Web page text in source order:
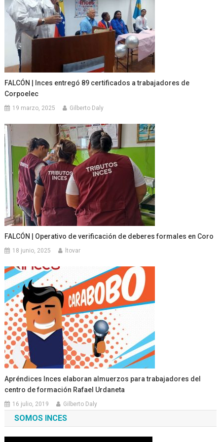
FALCÓN | Inces entregó 89 certificados a trabajadores de
Corpoelec
19 marzo, 2025 Gilberto Daly
FALCÓN | Operativo de verificación de deberes formales en Coro
18 junio, 2025 ltovar
Apréndices Inces elaboran almuerzos para trabajadores del
centro de formación Rafael Urdaneta
16 julio, 2019 Gilberto Daly
SOMOS INCES